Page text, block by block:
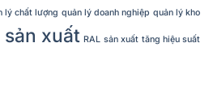
lý chất lượng quản lý doanh nghiệp quản lý kho
xuất RAL sản xuất tăng hiệu suất